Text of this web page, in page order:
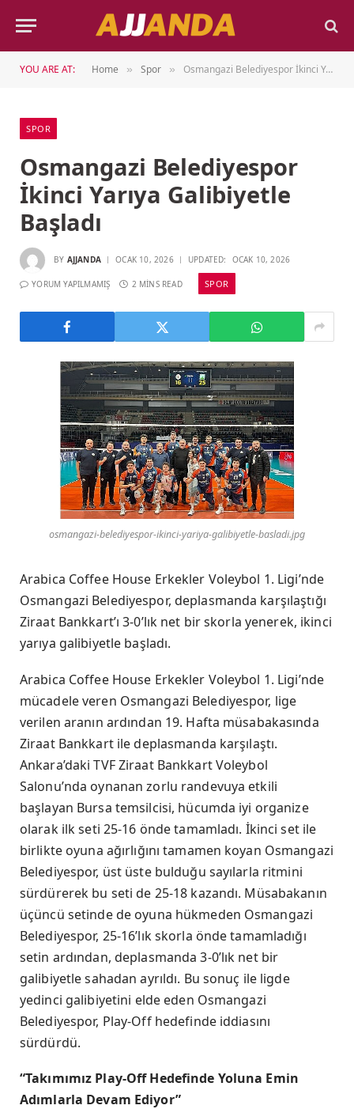
YOU ARE AT: Home » Spor » Osmangazi Belediyespor İkinci Yarıya Galibiyetle Başladı
SPOR
Osmangazi Belediyespor
İkinci Yarıya Galibiyetle
Başladı
BY AJJANDA OCAK 10, 2026 UPDATED: OCAK 10, 2026
YORUM YAPILMAMIŞ 2 MINS READ SPOR
osmangazi-belediyespor-ikinci-yariya-galibiyetle-basladi.jpg
Arabica Coffee House Erkekler Voleybol 1. Ligi’nde
Osmangazi Belediyespor, deplasmanda karşılaştığı
Ziraat Bankkart’ı 3-0’lık net bir skorla yenerek, ikinci
yarıya galibiyetle başladı.
Arabica Coffee House Erkekler Voleybol 1. Ligi’nde
mücadele veren Osmangazi Belediyespor, lige
verilen aranın ardından 19. Hafta müsabakasında
Ziraat Bankkart ile deplasmanda karşılaştı.
Ankara’daki TVF Ziraat Bankkart Voleybol
Salonu’nda oynanan zorlu randevuya etkili
başlayan Bursa temsilcisi, hücumda iyi organize
olarak ilk seti 25-16 önde tamamladı. İkinci set ile
birlikte oyuna ağırlığını tamamen koyan Osmangazi
Belediyespor, üst üste bulduğu sayılarla ritmini
sürdürerek bu seti de 25-18 kazandı. Müsabakanın
üçüncü setinde de oyuna hükmeden Osmangazi
Belediyespor, 25-16’lık skorla önde tamamladığı
setin ardından, deplasmanda 3-0’lık net bir
galibiyetle sahadan ayrıldı. Bu sonuç ile ligde
yedinci galibiyetini elde eden Osmangazi
Belediyespor, Play-Off hedefinde iddiasını
sürdürdü.
“Takımımız Play-Off Hedefinde Yoluna Emin
Adımlarla Devam Ediyor”